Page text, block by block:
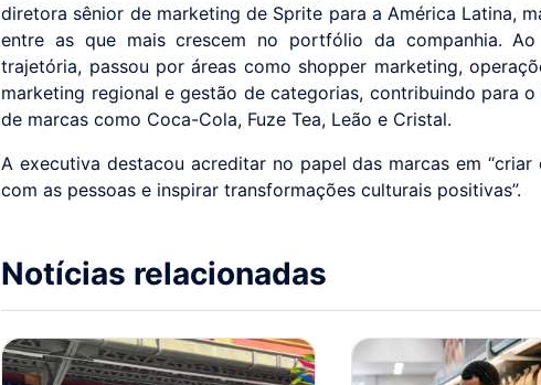
diretora sênior de marketing de Sprite para a América Latina,
entre as que mais crescem no portfólio da companhia.
trajetória, passou por áreas como shopper marketing,
marketing regional e gestão de categorias, contribuindo para
de marcas como Coca-Cola, Fuze Tea, Leão e Cristal.
A executiva destacou acreditar no papel das marcas em “criar
com as pessoas e inspirar transformações culturais positivas”.
Notícias relacionadas